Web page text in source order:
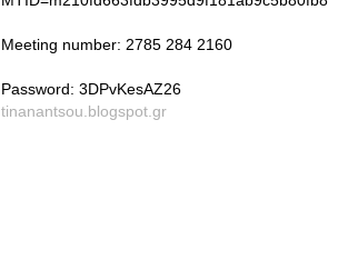
Meeting number: 2785 284 2160
Password: 3DPvKesAZ26
tinanantsou.blogspot.gr